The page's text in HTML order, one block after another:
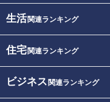
生活関連ランキング
住宅関連ランキング
ビジネス 関連ランキング